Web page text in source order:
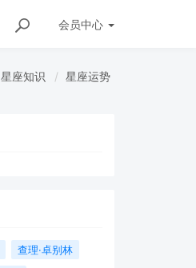
会员中心
星座知识 星座运势
查理·卓别林